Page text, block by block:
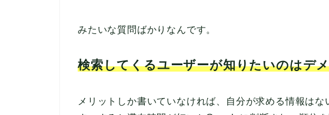
みたいな質問ばかりなんです。
検索してくるユーザーが知りたいのはデ
メリットしか書いていなければ、自分が求める情報は